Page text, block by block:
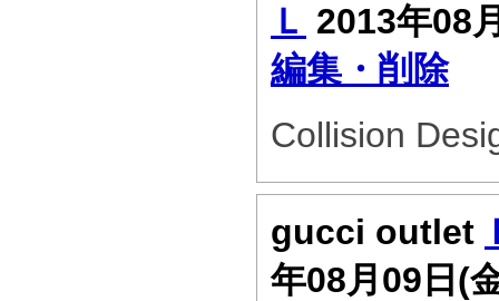
Ｌ 2013年08
編集・削除
Collision
gucci outlet
年08月09日(